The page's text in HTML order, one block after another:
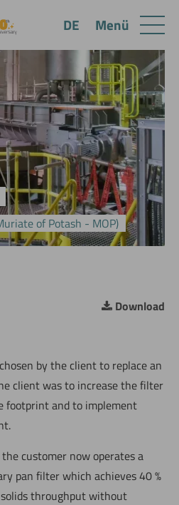
of Potash - MOP)
Download
by the client to replace an
client was to increase the filter
footprint and to implement
customer now operates a
pan filter which achieves 40 %
throughput without
Menü
DE